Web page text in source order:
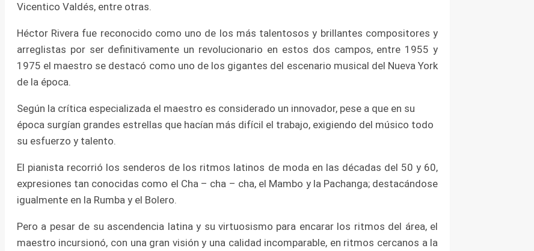
Vicentico Valdés, entre otras.
Héctor Rivera fue reconocido como uno de los más talentosos y brillantes compositores y
arreglistas por ser definitivamente un revolucionario en estos dos campos, entre 1955 y
1975 el maestro se destacó como uno de los gigantes del escenario musical del Nueva York
de la época.
Según la crítica especializada el maestro es considerado un innovador, pese a que en su
época surgían grandes estrellas que hacían más difícil el trabajo, exigiendo del músico todo
su esfuerzo y talento.
El pianista recorrió los senderos de los ritmos latinos de moda en las décadas del 50 y 60,
expresiones tan conocidas como el Cha – cha – cha, el Mambo y la Pachanga; destacándose
igualmente en la Rumba y el Bolero.
Pero a pesar de su ascendencia latina y su virtuosismo para encarar los ritmos del área, el
maestro incursionó, con una gran visión y una calidad incomparable, en ritmos cercanos a la